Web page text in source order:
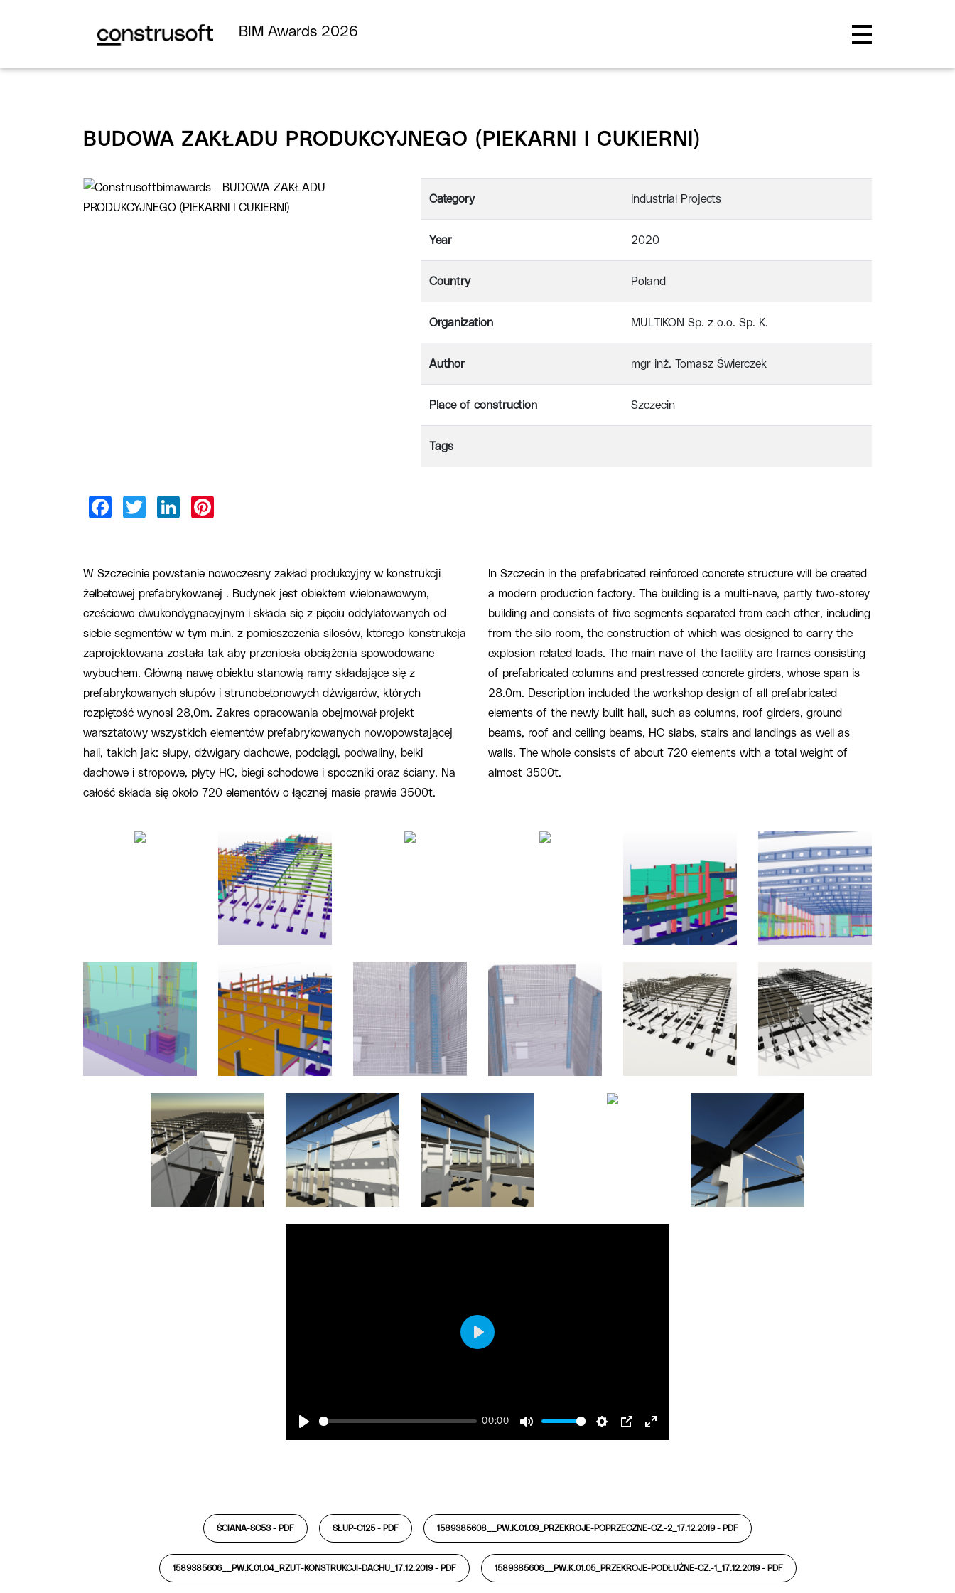
BIM Awards 2026
BUDOWA ZAKŁADU PRODUKCYJNEGO (PIEKARNI I CUKIERNI)
Category Industrial Projects
Year 2020
Country Poland
Organization MULTIKON Sp. z o.o. Sp. K.
Author mgr inż. Tomasz Świerczek
Place of construction Szczecin
Tags
W Szczecinie powstanie nowoczesny zakład produkcyjny w konstrukcji
żelbetowej prefabrykowanej . Budynek jest obiektem wielonawowym,
częściowo dwukondygnacyjnym i składa się z pięciu oddylatowanych od
siebie segmentów w tym m.in. z pomieszczenia silosów, którego konstrukcja
zaprojektowana została tak aby przeniosła obciążenia spowodowane
wybuchem. Główną nawę obiektu stanowią ramy składające się z
prefabrykowanych słupów i strunobetonowych dźwigarów, których
rozpiętość wynosi 28,0m. Zakres opracowania obejmował projekt
warsztatowy wszystkich elementów prefabrykowanych nowopowstającej
hali, takich jak: słupy, dźwigary dachowe, podciągi, podwaliny, belki
dachowe i stropowe, płyty HC, biegi schodowe i spoczniki oraz ściany. Na
całość składa się około 720 elementów o łącznej masie prawie 3500t.
In Szczecin in the prefabricated reinforced concrete structure will be created
a modern production factory. The building is a multi-nave, partly two-storey
building and consists of five segments separated from each other, including
from the silo room, the construction of which was designed to carry the
explosion-related loads. The main nave of the facility are frames consisting
of prefabricated columns and prestressed concrete girders, whose span is
28.0m. Description included the workshop design of all prefabricated
elements of the newly built hall, such as columns, roof girders, ground
beams, roof and ceiling beams, HC slabs, stairs and landings as well as
walls. The whole consists of about 720 elements with a total weight of
almost 3500t.
00:00
Play
ŚCIANA-SC53 - PDF SŁUP-C125 - PDF 1589385608__PW.K.01.09_PRZEKROJE-POPRZECZNE-CZ.-2_17.12.2019 - PDF
1589385606__PW.K.01.04_RZUT-KONSTRUKCJI-DACHU_17.12.2019 - PDF 1589385606__PW.K.01.05_PRZEKROJE-PODŁUŻNE-CZ.-1_17.12.2019 - PDF